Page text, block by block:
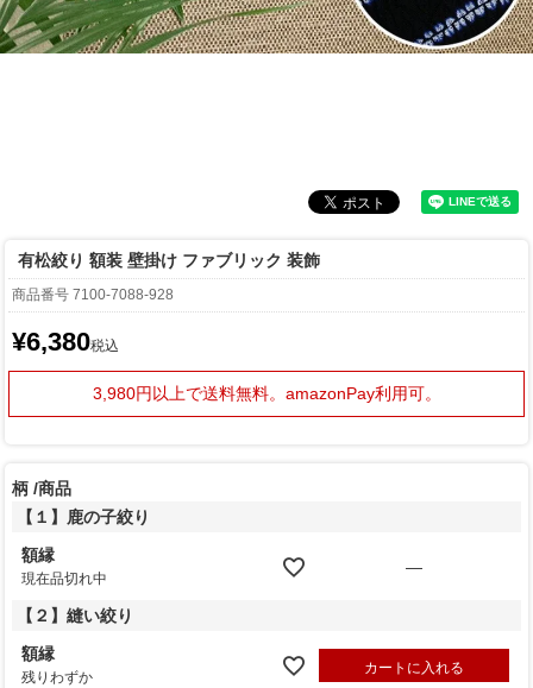
有松絞り 額装 壁掛け ファブリック 装飾
商品番号 7100-7088-928
¥6,380税込
3,980円以上で送料無料。 amazonPay利用可。
柄 商品
【１】鹿の子絞り
額縁
現在品切れ中
—
【２】縫い絞り
額縁
残りわずか
カートに入れる